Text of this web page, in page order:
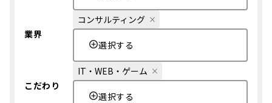
コンサルティング
業界
選択する
IT・WEB・ゲーム
こだわり
選択する